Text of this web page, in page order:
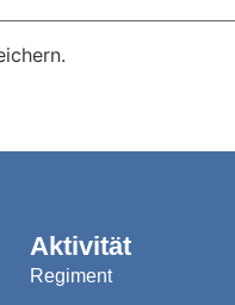
Aktivität
Regiment